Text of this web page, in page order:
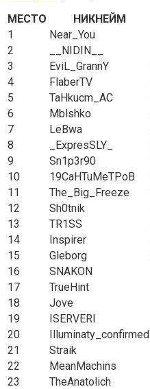
МЕСТО
НИКНЕЙМ
1
Near_You
2
__NIDIN__
3
EviL_GrannY
4
FlaberTV
5
TaHkucm_AC
6
Mblshko
7
LeBwa
8
_ExpresSLY_
9
Sn1p3r90
10
19CaHTuMeTPoB
11
The_Big_Freeze
12
Sh0tnik
13
TR1SS
14
Inspirer
15
Gleborg
16
SNAKON
17
TrueHint
18
Jove
19
ISERVERI
20
Illuminaty_confirmed
21
Straik
22
MeanMachins
23
TheAnatolich